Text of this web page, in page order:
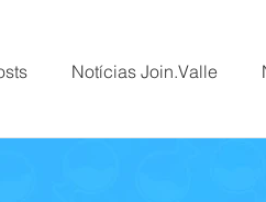
Notícias Join.Valle